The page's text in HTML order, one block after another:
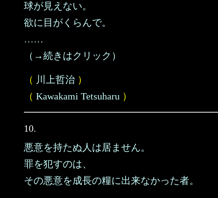
球が見えない。
欲に目がくらんで。
……
（→続きはクリック）
（ 川上哲治 ）
（ Kawakami Tetsuharu ）
10.
悪意を持たぬ人は居ません。
罪を犯すのは、
その悪意を成長の糧に出来なかった者。